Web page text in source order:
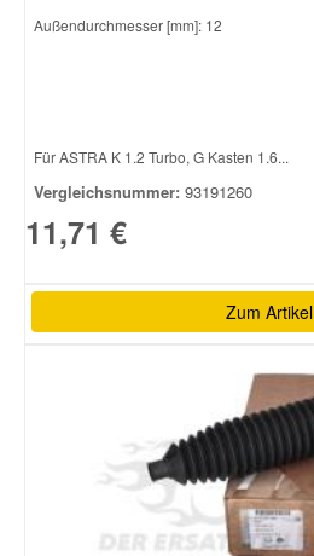
Außendurchmesser [mm]: 12
Für ASTRA K 1.2 Turbo, G Kasten 1.6...
Vergleichsnummer: 93191260
11,71 €
Zum Artikel